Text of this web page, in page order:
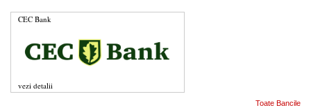
CEC Bank
vezi detalii
Toate Bancile